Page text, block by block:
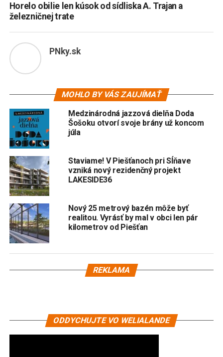
Horelo obilie len kúsok od sídliska A. Trajan a
železničnej trate
PNky.sk
MOHLO BY VÁS ZAUJÍMAŤ
Medzinárodná jazzová dielňa Doda
Šošoku otvorí svoje brány už koncom
júla
Staviame! V Piešťanoch pri Sĺňave
vzniká nový rezidenčný projekt
LAKESIDE36
Nový 25 metrový bazén môže byť
realitou. Vyrásť by mal v obci len pár
kilometrov od Piešťan
REKLAMA
ODDYCHUJTE VO WELIALANDE